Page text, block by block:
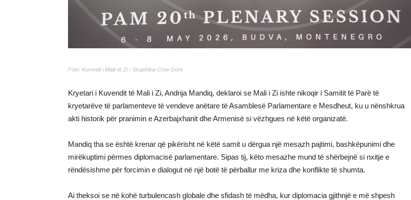
Foto: Kuvendi i Malit të Zi / Skupština Crne Gore
Kryetari i Kuvendit të Mali i Zi, Andrija Mandiq, deklaroi se Mali i Zi ishte nikoqir i Samitit të Parë të
kryetarëve të parlamenteve të vendeve anëtare të Asamblesë Parlamentare e Mesdheut, ku u nënshkrua
akti historik për pranimin e Azerbajxhanit dhe Armenisë si vëzhgues në këtë organizatë.
Mandiq tha se është krenar që pikërisht në këtë samit u dërgua një mesazh pajtimi, bashkëpunimi dhe
mirëkuptimi përmes diplomacisë parlamentare. Sipas tij, këto mesazhe mund të shërbejnë si nxitje e
rëndësishme për forcimin e dialogut në një botë të përballur me kriza dhe konflikte të shumta.
Ai theksoi se në kohë turbulencash globale dhe sfidash të mëdha, kur diplomacia gjithnjë e më shpesh